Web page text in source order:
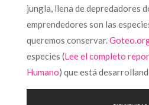
jungla, llena de depredadores
emprendedores son las
queremos conservar.
especies (Lee el completo
Humano) que está